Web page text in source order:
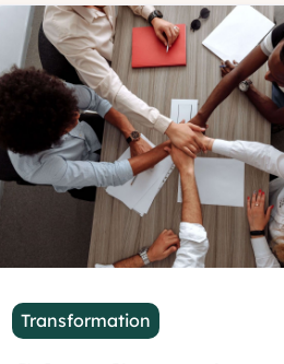
Transformation